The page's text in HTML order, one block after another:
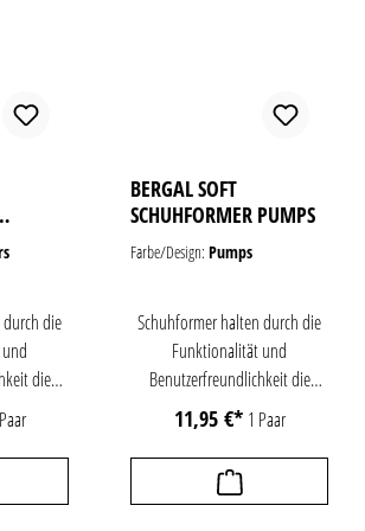
die
die
Dank
BERGAL SOFT
SCHUHFORMER PUMPS
Farbe/Design: Pumps
Schuhformer halten durch die
Funktionalität und
Benutzerfreundlichkeit die
Schuhe perfekt in Form. Dank
des ergonomisch gestalteten
Griffs ist die Handhabung
äußerst einfach. Die
11,95 €* 1 Paar